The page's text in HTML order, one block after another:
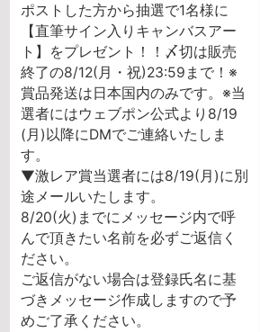
ポストした方から抽選で1名様に
【直筆サイン入りキャンバスアー
ト】をプレゼント！！〆切は販売
終了の8/12(月・祝)23:59まで！※
賞品発送は日本国内のみです。※当
選者にはウェブポン公式より8/19
(月)以降にDMでご連絡いたしま
す。
▼激レア賞当選者には8/19(月)に別
途メールいたします。
8/20(火)までにメッセージ内で呼
んで頂きたい名前を必ずご返信く
ださい。
ご返信がない場合は登録氏名に基
づきメッセージ作成しますので予
めご了承ください。